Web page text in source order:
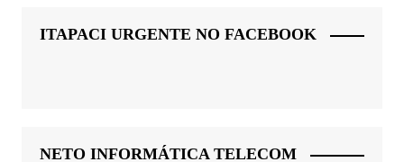
ITAPACI URGENTE NO FACEBOOK
NETO INFORMÁTICA TELECOM